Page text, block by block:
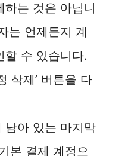
하는 것은 아닙니
는 언제든지 계
할 수 있습니다.
삭제’ 버튼을 다
남아 있는 마지막
본 결제 계정으